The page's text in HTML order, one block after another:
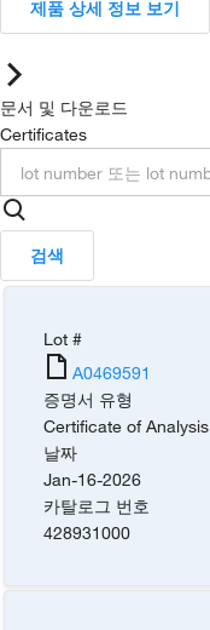
제품 상세 정보 보기
문서 및 다운로드
Certificates
검색
Lot #
A0469591
증명서 유형
Certificate of Analysis
날짜
Jan-16-2026
카탈로그 번호
428931000